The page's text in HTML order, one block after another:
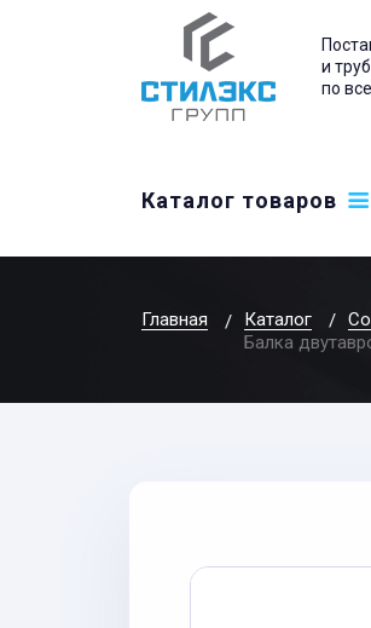
и
по
Каталог товаров
Главная Каталог
Балка